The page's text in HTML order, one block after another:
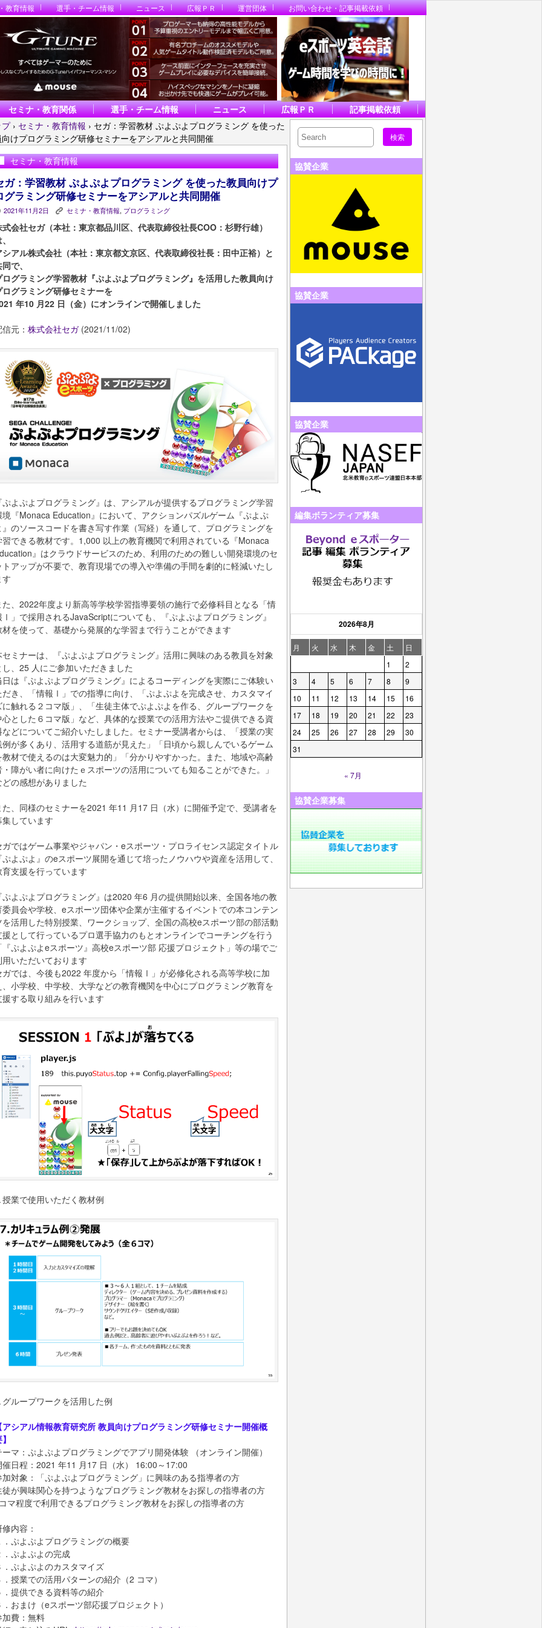
教育情報 選手・チーム情報 ニュース 広報ＰＲ 運営団体 お問い合わせ・記事掲載依頼
セミナ・教育関係 選手・チーム情報 ニュース 広報ＰＲ
記事掲載依頼
› セミナ・教育情報 › セガ：学習教材 ぷよぷよプログラミング を使った
けプログラミング研修セミナーをアシアルと共同開催
セミナ・教育情報
ガ：学習教材 ぷよぷよプログラミング を使った教員向けプ
グラミング研修セミナーをアシアルと共同開催
2021年11月2日 K セミナ・教育情報, プログラミング
式会社セガ（本社：東京都品川区、代表取締役社長COO：杉野行雄）
シアル株式会社（本社：東京都文京区、代表取締役社長：田中正裕）と
で、
ログラミング学習教材『ぷよぷよプログラミング』を活用した教員向け
ログラミング研修セミナーを
年10 月22 日（金）にオンラインで開催しました
元： 株式会社セガ(2021/11/02)
ぷよぷよプログラミング』は、アシアルが提供するプログラミング学習
境『Monaca Education』において、アクションパズルゲーム『ぷよぷ
』のソースコードを書き写す作業（写経）を通して、プログラミングを
習できる教材です。1,000 以上の教育機関で利用されている『Monaca
』はクラウドサービスのため、利用のための難しい開発環境のセ
トアップが不要で、教育現場での導入や準備の手間を劇的に軽減いたし
す
た、2022年度より新高等学校学習指導要領の施行で必修科目となる「情
Ⅰ」で採用されるJavaScriptについても、『ぷよぷよプログラミング』
材を使って、基礎から発展的な学習まで行うことができます
セミナーは、『ぷよぷよプログラミング』活用に興味のある教員を対象
し、25 人にご参加いただきました
日は『ぷよぷよプログラミング』によるコーディングを実際にご体験い
だき、「情報Ⅰ」での指導に向け、「ぷよぷよを完成させ、カスタマイ
に触れる２コマ版」、「生徒主体でぷよぷよを作る、グループワークを
心とした６コマ版」など、具体的な授業での活用方法やご提供できる資
などについてご紹介いたしました。セミナー受講者からは、「授業の実
例が多くあり、活用する道筋が見えた」「日頃から親しんでいるゲーム
教材で使えるのは大変魅力的」「分かりやすかった。また、地域や高齢
・障がい者に向けたｅスポーツの活用についても知ることができた。」
どの感想がありました
た、同様のセミナーを2021 年11 月17 日（水）に開催予定で、受講者を
集しています
ガではゲーム事業やジャパン・eスポーツ・プロライセンス認定タイトル
ぷよぷよ』のeスポーツ展開を通じて培ったノウハウや資産を活用して、
育支援を行っています
ぷよぷよプログラミング』は2020 年6 月の提供開始以来、全国各地の教
委員会や学校、eスポーツ団体や企業が主催するイベントでの本コンテン
を活用した特別授業、ワークショップ、全国の高校eスポーツ部の部活動
援として行っているプロ選手協力のもとオンラインでコーチングを行う
『ぷよぷよeスポーツ』高校eスポーツ部 応援プロジェクト」等の場でご
用いただいております
ガでは、今後も2022 年度から「情報Ⅰ」が必修化される高等学校に加
、小学校、中学校、大学などの教育機関を中心にプログラミング教育を
援する取り組みを行います
業で使用いただく教材例
ループワークを活用した例
アシアル情報教育研究所 教員向けプログラミング研修セミナー開催概
ーマ：ぷよぷよプログラミングでアプリ開発体験 （オンライン開催）
催日程：2021 年11 月17 日（水） 16:00～17:00
加対象：「ぷよぷよプログラミング」に興味のある指導者の方
徒が興味関心を持つようなプログラミング教材をお探しの指導者の方
マ程度で利用できるプログラミング教材をお探しの指導者の方
内容：
．ぷよぷよプログラミングの概要
．ぷよぷよの完成
．ぷよぷよのカスタマイズ
．授業での活用パターンの紹介（2 コマ）
．提供できる資料等の紹介
．おまけ（eスポーツ部応援プロジェクト）
加費：無料
協賛企業
協賛企業
協賛企業
編集ボランティア募集
2026年8月
月 火 水 木 金 土
日
1
2
3
4 5 6 7 8
9
10
11 12 13 14 15
16
17
18 19 20 21 22
23
24
25 26 27 28 29
30
31
« 7月
協賛企業募集